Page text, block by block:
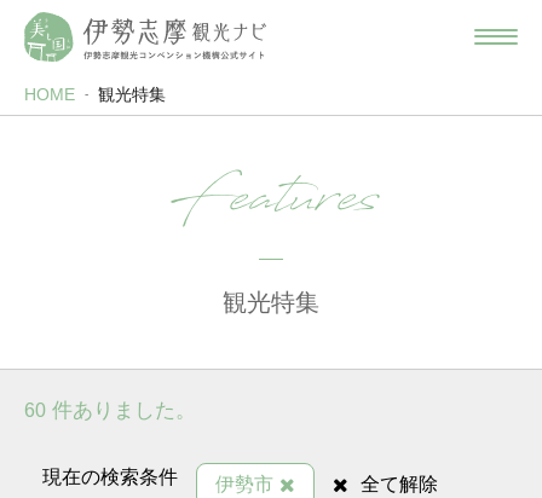
HOME 観光特集
Features
観光特集
60 件ありました。
現在の検索条件 伊勢市 全て解除